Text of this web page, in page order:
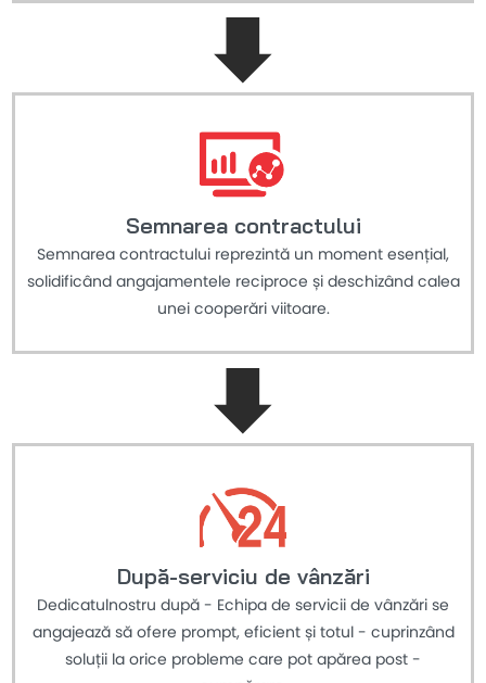
Semnarea contractului
Semnarea contractului reprezintă un moment esențial,
solidificând angajamentele reciproce și deschizând calea
unei cooperări viitoare.
După-serviciu de vânzări
Dedicatulnostru după - Echipa de servicii de vânzări se
angajează să ofere prompt, eficient și totul - cuprinzând
soluții la orice probleme care pot apărea post -